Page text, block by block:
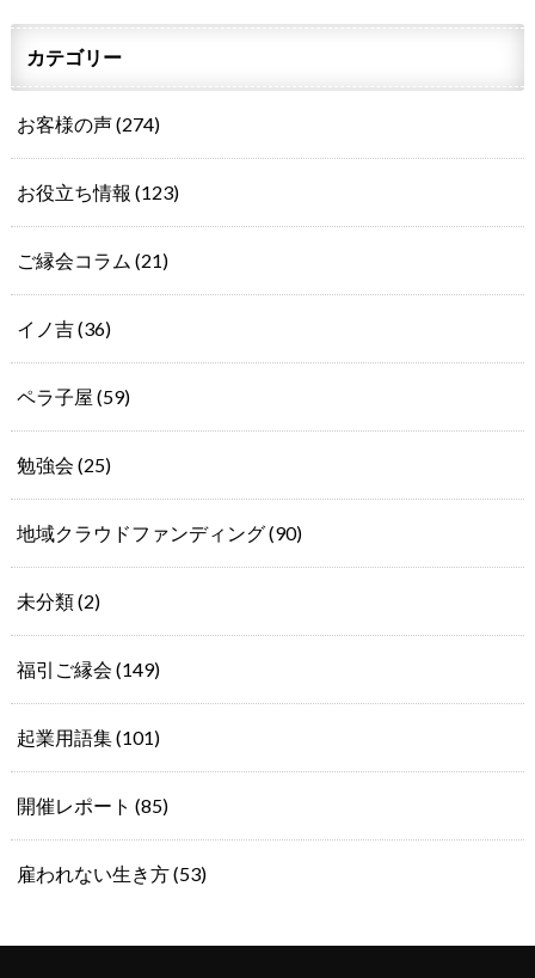
カテゴリー
お客様の声(274)
お役立ち情報 (123)
ご縁会コラム (21)
イノ吉(36)
ペラ子屋 (59)
勉強会 (25)
地域クラウドファンディング(90)
未分類(2)
福引ご縁会 (149)
起業用語集(101)
開催レポート (85)
雇われない生き方(53)